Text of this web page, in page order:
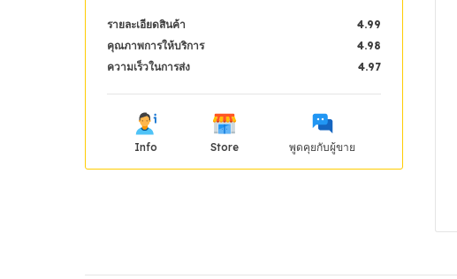
รายละเอียดสินค้า 4.99
คุณภาพการให้บริการ 4.98
ความเร็วในการส่ง 4.97
Info Store พูดคุยกับผู้ขาย